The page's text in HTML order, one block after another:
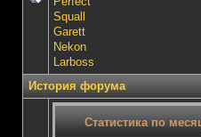
Squall
Garett
Nekon
Lаrboss
История форума
Статистика по